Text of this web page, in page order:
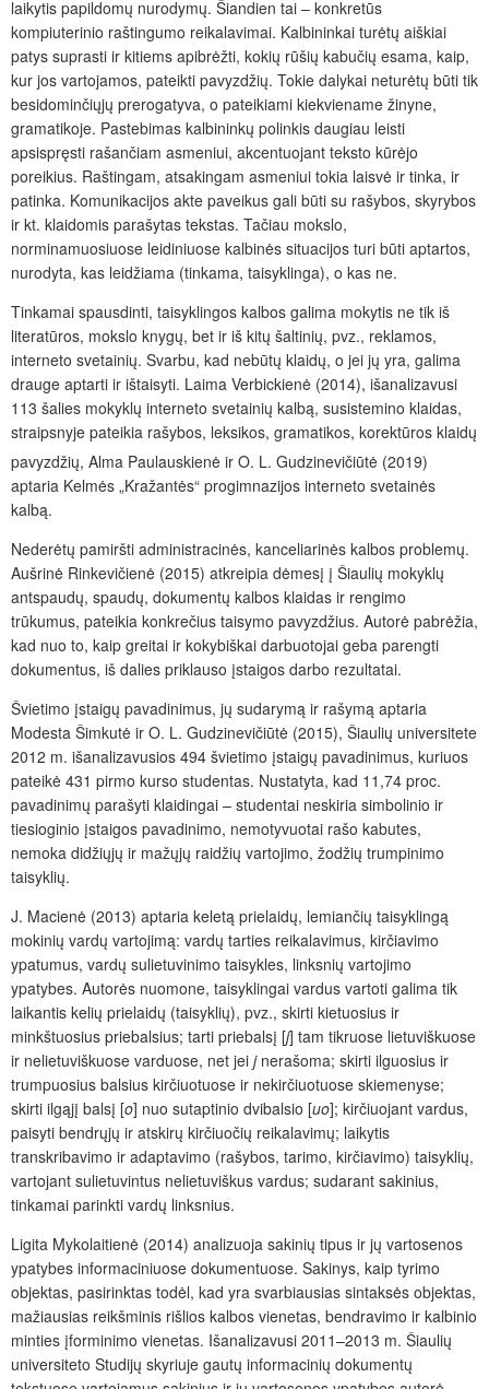
laikytis papildomų nurodymų. Šiandien tai – konkretūs
kompiuterinio raštingumo reikalavimai. Kalbininkai turėtų aiškiai
patys suprasti ir kitiems apibrėžti, kokių rūšių kabučių esama, kaip,
kur jos vartojamos, pateikti pavyzdžių. Tokie dalykai neturėtų būti tik
besidominčiųjų prerogatyva, o pateikiami kiekviename žinyne,
gramatikoje. Pastebimas kalbininkų polinkis daugiau leisti
apsispręsti rašančiam asmeniui, akcentuojant teksto kūrėjo
poreikius. Raštingam, atsakingam asmeniui tokia laisvė ir tinka, ir
patinka. Komunikacijos akte paveikus gali būti su rašybos, skyrybos
ir kt. klaidomis parašytas tekstas. Tačiau mokslo,
norminamuosiuose leidiniuose kalbinės situacijos turi būti aptartos,
nurodyta, kas leidžiama (tinkama, taisyklinga), o kas ne.
Tinkamai spausdinti, taisyklingos kalbos galima mokytis ne tik iš
literatūros, mokslo knygų, bet ir iš kitų šaltinių, pvz., reklamos,
interneto svetainių. Svarbu, kad nebūtų klaidų, o jei jų yra, galima
drauge aptarti ir ištaisyti. Laima Verbickienė (2014), išanalizavusi
113 šalies mokyklų interneto svetainių kalbą, susistemino klaidas,
straipsnyje pateikia rašybos, leksikos, gramatikos, korektūros klaidų
pavyzdžių, Alma Paulauskienė ir O. L. Gudzinevičiūtė (2019)
aptaria Kelmės „Kražantės“ progimnazijos interneto svetainės
kalbą.
Nederėtų pamiršti administracinės, kanceliarinės kalbos problemų.
Aušrinė Rinkevičienė (2015) atkreipia dėmesį į Šiaulių mokyklų
antspaudų, spaudų, dokumentų kalbos klaidas ir rengimo
trūkumus, pateikia konkrečius taisymo pavyzdžius. Autorė pabrėžia,
kad nuo to, kaip greitai ir kokybiškai darbuotojai geba parengti
dokumentus, iš dalies priklauso įstaigos darbo rezultatai.
Švietimo įstaigų pavadinimus, jų sudarymą ir rašymą aptaria
Modesta Šimkutė ir O. L. Gudzinevičiūtė (2015), Šiaulių universitete
2012 m. išanalizavusios 494 švietimo įstaigų pavadinimus, kuriuos
pateikė 431 pirmo kurso studentas. Nustatyta, kad 11,74 proc.
pavadinimų parašyti klaidingai – studentai neskiria simbolinio ir
tiesioginio įstaigos pavadinimo, nemotyvuotai rašo kabutes,
nemoka didžiųjų ir mažųjų raidžių vartojimo, žodžių trumpinimo
taisyklių.
J. Macienė (2013) aptaria keletą prielaidų, lemiančių taisyklingą
mokinių vardų vartojimą: vardų tarties reikalavimus, kirčiavimo
ypatumus, vardų sulietuvinimo taisykles, linksnių vartojimo
ypatybes. Autorės nuomone, taisyklingai vardus vartoti galima tik
laikantis kelių prielaidų (taisyklių), pvz., skirti kietuosius ir
minkštuosius priebalsius; tarti priebalsį [j] tam tikruose lietuviškuose
ir nelietuviškuose varduose, net jei jnerašoma; skirti ilguosius ir
trumpuosius balsius kirčiuotuose ir nekirčiuotuose skiemenyse;
skirti ilgąjį balsį [o] nuo sutaptinio dvibalsio [uo]; kirčiuojant vardus,
paisyti bendrųjų ir atskirų kirčiuočių reikalavimų; laikytis
transkribavimo ir adaptavimo (rašybos, tarimo, kirčiavimo) taisyklių,
vartojant sulietuvintus nelietuviškus vardus; sudarant sakinius,
tinkamai parinkti vardų linksnius.
Ligita Mykolaitienė (2014) analizuoja sakinių tipus ir jų vartosenos
ypatybes informaciniuose dokumentuose. Sakinys, kaip tyrimo
objektas, pasirinktas todėl, kad yra svarbiausias sintaksės objektas,
mažiausias reikšminis rišlios kalbos vienetas, bendravimo ir kalbinio
minties įforminimo vienetas. Išanalizavusi 2011–2013 m. Šiaulių
universiteto Studijų skyriuje gautų informacinių dokumentų